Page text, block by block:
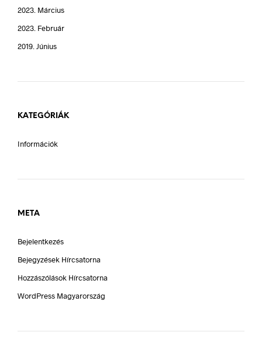
2023. Március
2023. Február
2019. Június
KATEGÓRIÁK
Információk
META
Bejelentkezés
Bejegyzések Hírcsatorna
Hozzászólások Hírcsatorna
WordPress Magyarország